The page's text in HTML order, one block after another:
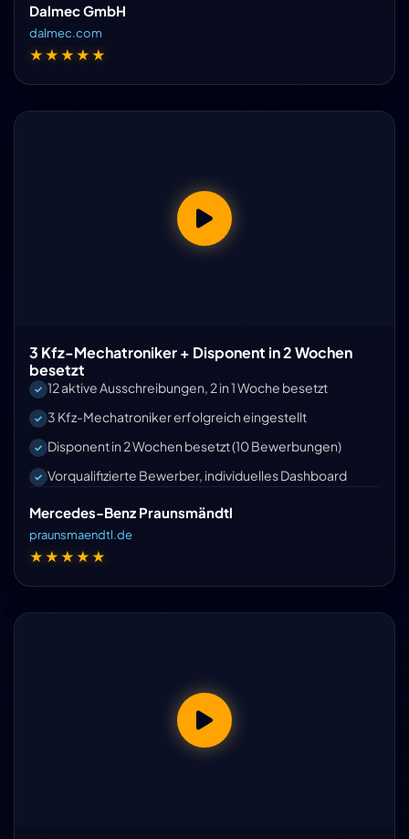
Dalmec GmbH
dalmec.com
★★★★★
3 Kfz-Mechatroniker + Disponent in 2 Wochen
besetzt
12 aktive Ausschreibungen, 2 in 1 Woche besetzt
3 Kfz-Mechatroniker erfolgreich eingestellt
Disponent in 2 Wochen besetzt (10 Bewerbungen)
Vorqualifizierte Bewerber, individuelles Dashboard
Mercedes-Benz Praunsmändtl
praunsmaendtl.de
★★★★★